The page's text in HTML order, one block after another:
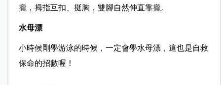
攏，拇指互扣、挺胸，雙腳自然伸直靠攏。
水母漂
小時候剛學游泳的時候，一定會學水母漂，這也是自救
保命的招數喔！